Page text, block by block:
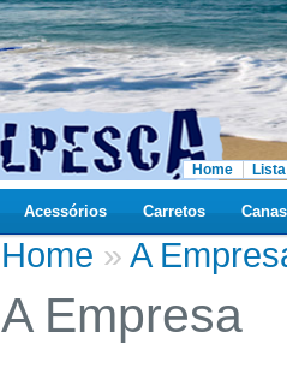
Home
Acessórios Carretos Canas
Home » A
A Empresa